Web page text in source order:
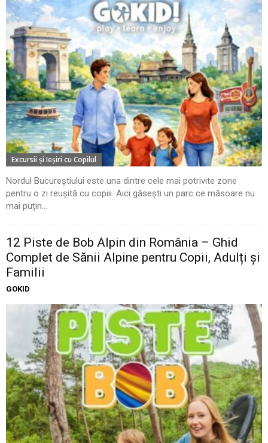
Excursii şi Ieşiri cu Copilul
Nordul Bucureștiului este una dintre cele mai potrivite zone
pentru o zi reușită cu copiii. Aici găsești un parc ce măsoare nu
mai puțin...
12 Piste de Bob Alpin din România – Ghid
Complet de Sănii Alpine pentru Copii, Adulți și
Familii
GOKID